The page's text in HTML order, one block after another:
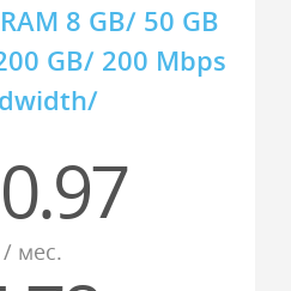
8 GB/ 50 GB
GB/ 200 Mbps
/ мес.